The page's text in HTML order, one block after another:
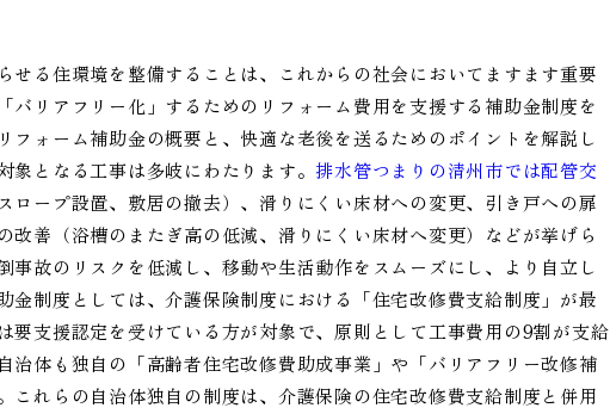
せる住環境を整備することは、これからの社会においてますます重要
バリアフリー化」するためのリフォーム費用を支援する補助金制度を
フォーム補助金の概要と、快適な老後を送るためのポイントを解説し
となる工事は多岐にわたります。 排水管つまりの清州市では配管交
ロープ設置、敷居の撤去）、滑りにくい床材への変更、引き戸への扉
改善（浴槽のまたぎ高の低減、滑りにくい床材へ変更）などが挙げら
事故のリスクを低減し、移動や生活動作をスムーズにし、より自立し
金制度としては、介護保険制度における「住宅改修費支給制度」が最
要支援認定を受けている方が対象で、原則として工事費用の9割が支給
治体も独自の「高齢者住宅改修費助成事業」や「バリアフリー改修補
これらの自治体独自の制度は、介護保険の住宅改修費支給制度と併用